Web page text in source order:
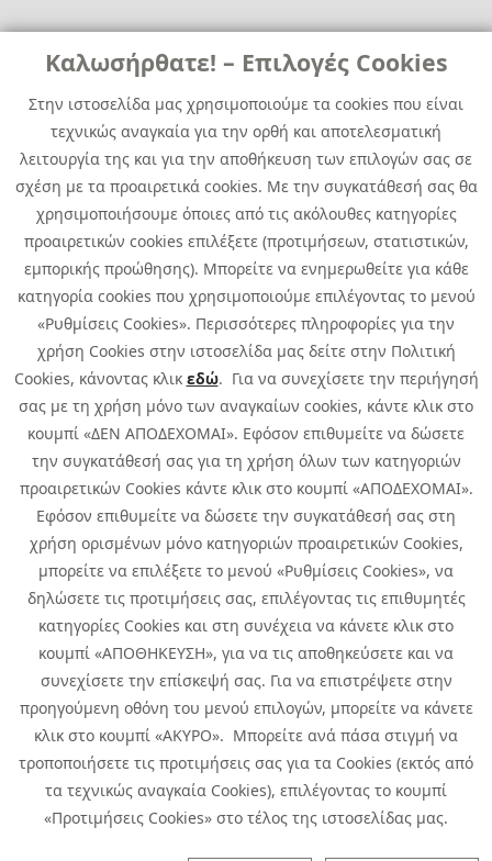
Καλωσήρθατε! – Επιλογές Cookies
Στην ιστοσελίδα μας χρησιμοποιούμε τα cookies που είναι
τεχνικώς αναγκαία για την ορθή και αποτελεσματική
λειτουργία της και για την αποθήκευση των επιλογών σας σε
σχέση με τα προαιρετικά cookies. Με την συγκατάθεσή σας θα
χρησιμοποιήσουμε όποιες από τις ακόλουθες κατηγορίες
προαιρετικών cookies επιλέξετε (προτιμήσεων, στατιστικών,
εμπορικής προώθησης). Μπορείτε να ενημερωθείτε για κάθε
κατηγορία cookies που χρησιμοποιούμε επιλέγοντας το μενού
«Ρυθμίσεις Cookies». Περισσότερες πληροφορίες για την
χρήση Cookies στην ιστοσελίδα μας δείτε στην Πολιτική
Cookies, κάνοντας κλικ εδώ. Για να συνεχίσετε την περιήγησή
σας με τη χρήση μόνο των αναγκαίων cookies, κάντε κλικ στο
κουμπί «ΔΕΝ ΑΠΟΔΕΧΟΜΑΙ». Εφόσον επιθυμείτε να δώσετε
την συγκατάθεσή σας για τη χρήση όλων των κατηγοριών
προαιρετικών Cookies κάντε κλικ στο κουμπί «ΑΠΟΔΕΧΟΜΑΙ».
Εφόσον επιθυμείτε να δώσετε την συγκατάθεσή σας στη
χρήση ορισμένων μόνο κατηγοριών προαιρετικών Cookies,
μπορείτε να επιλέξετε το μενού «Ρυθμίσεις Cookies», να
δηλώσετε τις προτιμήσεις σας, επιλέγοντας τις επιθυμητές
κατηγορίες Cookies και στη συνέχεια να κάνετε κλικ στο
κουμπί «ΑΠΟΘΗΚΕΥΣΗ», για να τις αποθηκεύσετε και να
συνεχίσετε την επίσκεψή σας. Για να επιστρέψετε στην
προηγούμενη οθόνη του μενού επιλογών, μπορείτε να κάνετε
κλικ στο κουμπί «ΑΚΥΡΟ». Μπορείτε ανά πάσα στιγμή να
τροποποιήσετε τις προτιμήσεις σας για τα Cookies (εκτός από
τα τεχνικώς αναγκαία Cookies), επιλέγοντας το κουμπί
«Προτιμήσεις Cookies» στο τέλος της ιστοσελίδας μας.
Χρήσιμα
News
Media Kit
Career
Quest Group
Copyright © 2026 Infoquest.gr All Rights Reserved.
Cookies Policy Cookies Preferences |
Privacy Policy: To learn more about the processing of personal data